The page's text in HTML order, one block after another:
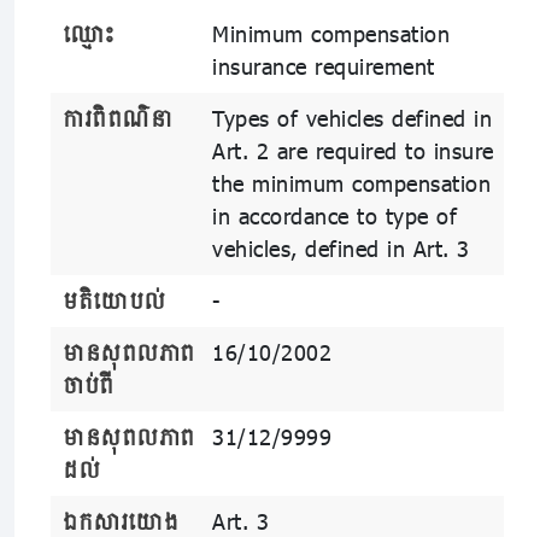
ឈ្មោះ
Minimum compensation
insurance requirement
ការពិពណ៌នា
Types of vehicles defined in
Art. 2 are required to insure
the minimum compensation
in accordance to type of
vehicles, defined in Art. 3
មតិយោបល់
-
មានសុពលភាព
ចាប់ពី
16/10/2002
មានសុពលភាព
ដល់
31/12/9999
ឯកសារយោង
Art. 3